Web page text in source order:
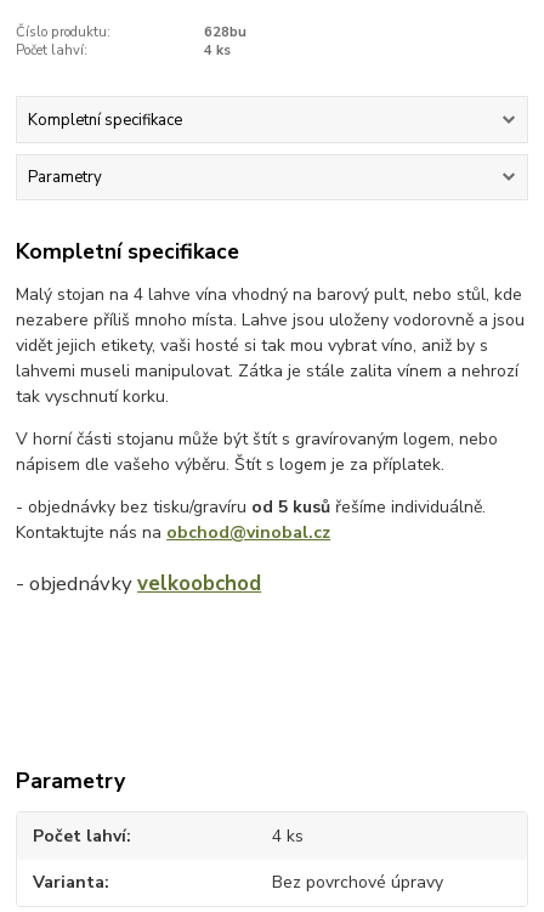
Číslo produktu:
628bu
Počet lahví:
4 ks
Kompletní specifikace
Parametry
Kompletní specifikace
Malý stojan na 4 lahve vína vhodný na barový pult, nebo stůl, kde
nezabere příliš mnoho místa. Lahve jsou uloženy vodorovně a jsou
vidět jejich etikety, vaši hosté si tak mou vybrat víno, aniž by s
lahvemi museli manipulovat. Zátka je stále zalita vínem a nehrozí
tak vyschnutí korku.
V horní části stojanu může být štít s gravírovaným logem, nebo
nápisem dle vašeho výběru. Štít s logem je za příplatek.
- objednávky bez tisku/gravíru od 5 kusů řešíme individuálně.
Kontaktujte nás na obchod@vinobal.cz
- objednávkyvelkoobchod
Parametry
Počet lahví 4 ks
Varianta Bez povrchové úpravy